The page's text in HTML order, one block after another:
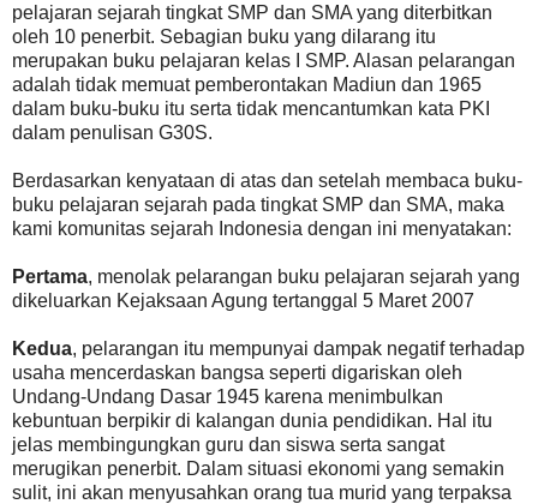
pelajaran sejarah tingkat SMP dan SMA yang diterbitkan
oleh 10 penerbit. Sebagian buku yang dilarang itu
merupakan buku pelajaran kelas I SMP. Alasan pelarangan
adalah tidak memuat pemberontakan Madiun dan 1965
dalam buku-buku itu serta tidak mencantumkan kata PKI
dalam penulisan G30S.
Berdasarkan kenyataan di atas dan setelah membaca buku-
buku pelajaran sejarah pada tingkat SMP dan SMA, maka
kami komunitas sejarah Indonesia dengan ini menyatakan:
Pertama, menolak pelarangan buku pelajaran sejarah yang
dikeluarkan Kejaksaan Agung tertanggal 5 Maret 2007
Kedua, pelarangan itu mempunyai dampak negatif terhadap
usaha mencerdaskan bangsa seperti digariskan oleh
Undang-Undang Dasar 1945 karena menimbulkan
kebuntuan berpikir di kalangan dunia pendidikan. Hal itu
jelas membingungkan guru dan siswa serta sangat
merugikan penerbit. Dalam situasi ekonomi yang semakin
sulit, ini akan menyusahkan orang tua murid yang terpaksa